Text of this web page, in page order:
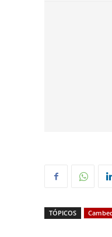
TÓPICOS